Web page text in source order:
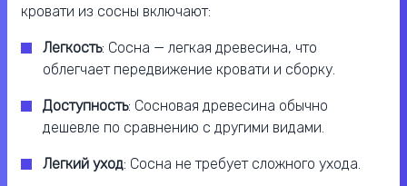
кровати из сосны включают:
Легкость: Сосна — легкая древесина, что
облегчает передвижение кровати и сборку.
Доступность: Сосновая древесина обычно
дешевле по сравнению с другими видами.
Легкий уход: Сосна не требует сложного ухода.